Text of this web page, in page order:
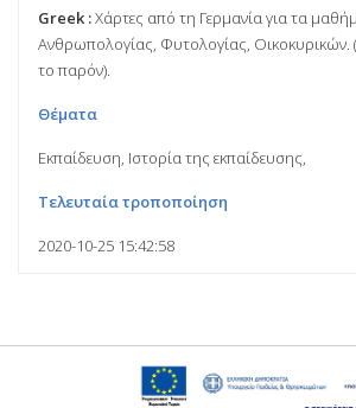
Greek :Χάρτες από τη Γερμανία για τα
Ανθρωπολογίας, Φυτολογίας, Οικοκυρικών.
το παρόν).
Θέματα
Εκπαίδευση, Ιστορία της εκπαίδευσης,
Τελευταία τροποποίηση
2020-10-25 15:42:58